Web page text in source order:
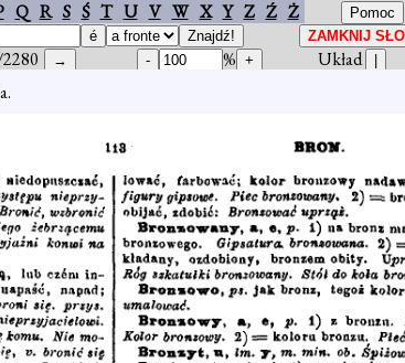
Q R S Ś T U V W X Y Z Ź Ż
%
Układ